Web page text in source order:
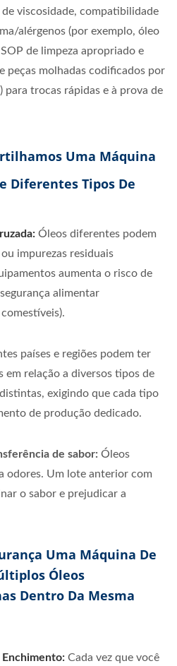
viscosidade, compatibilidade
alérgenos (por exemplo, óleo
de limpeza apropriado e
peças molhadas codificados por
para trocas rápidas e à prova de
Uma Máquina
Diferentes Tipos De
Óleos diferentes podem
impurezas residuais
aumenta o risco de
alimentar
países e regiões podem ter
em relação a diversos tipos de
exigindo que cada tipo
de produção dedicado.
de sabor: Óleos
odores. Um lote anterior com
o sabor e prejudicar a
Uma Máquina De
Óleos
Dentro Da Mesma
Cada vez que você